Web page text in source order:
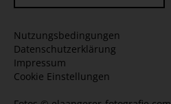
Nutzungsbedingungen
Datenschutzerklärung
Impressum
Cookie Einstellungen